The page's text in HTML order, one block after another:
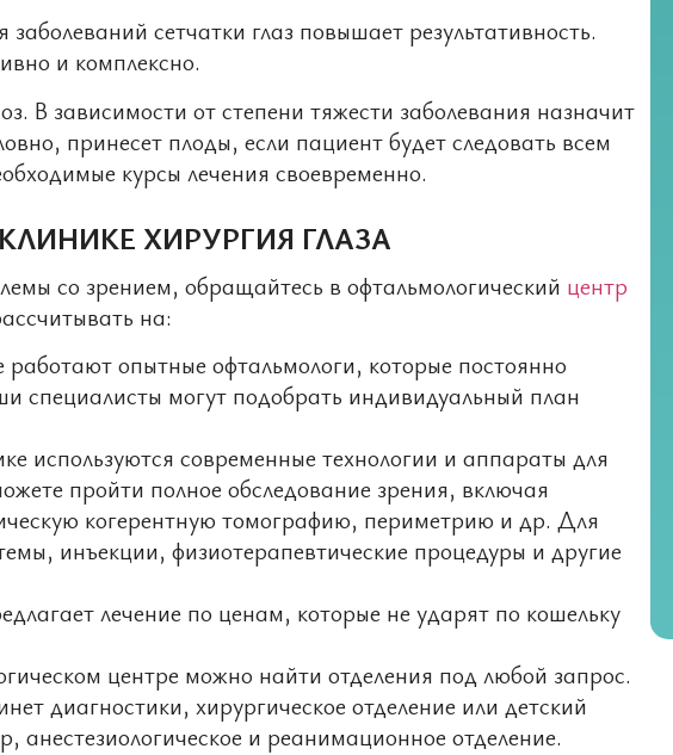
сетчатки глаз повышает результативность.
и комплексно.
В зависимости от степени тяжести заболевания назначит
принесет плоды, если пациент будет следовать всем
курсы лечения своевременно.
ХИРУРГИЯ ГЛАЗА
со зрением, обращайтесь в офтальмологический центр
на:
опытные офтальмологи, которые постоянно
могут подобрать индивидуальный план
используются современные технологии и аппараты для
пройти полное обследование зрения, включая
когерентную томографию, периметрию и др. Для
инъекции, физиотерапевтические процедуры и другие
лечение по ценам, которые не ударят по кошельку
центре можно найти отделения под любой запрос.
диагностики, хирургическое отделение или детский
анестезиологическое и реанимационное отделение.